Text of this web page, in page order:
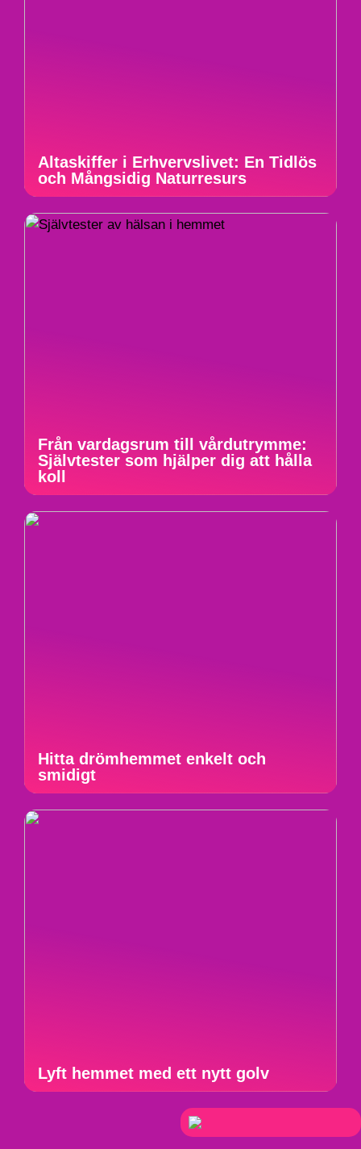
Altaskiffer i Erhvervslivet: En Tidlös
och Mångsidig Naturresurs
Från vardagsrum till vårdutrymme:
Självtester som hjälper dig att hålla
koll
Hitta drömhemmet enkelt och
smidigt
Lyft hemmet med ett nytt golv